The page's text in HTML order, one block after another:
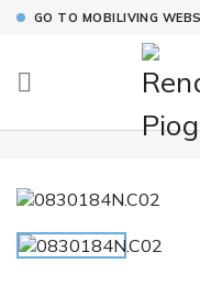
GO TO MOBILIVING
